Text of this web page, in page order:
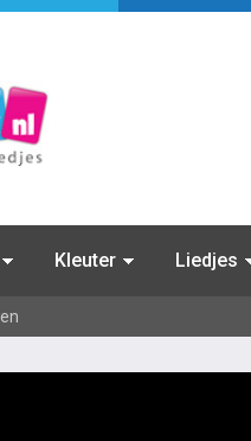
Kleuter Liedjes